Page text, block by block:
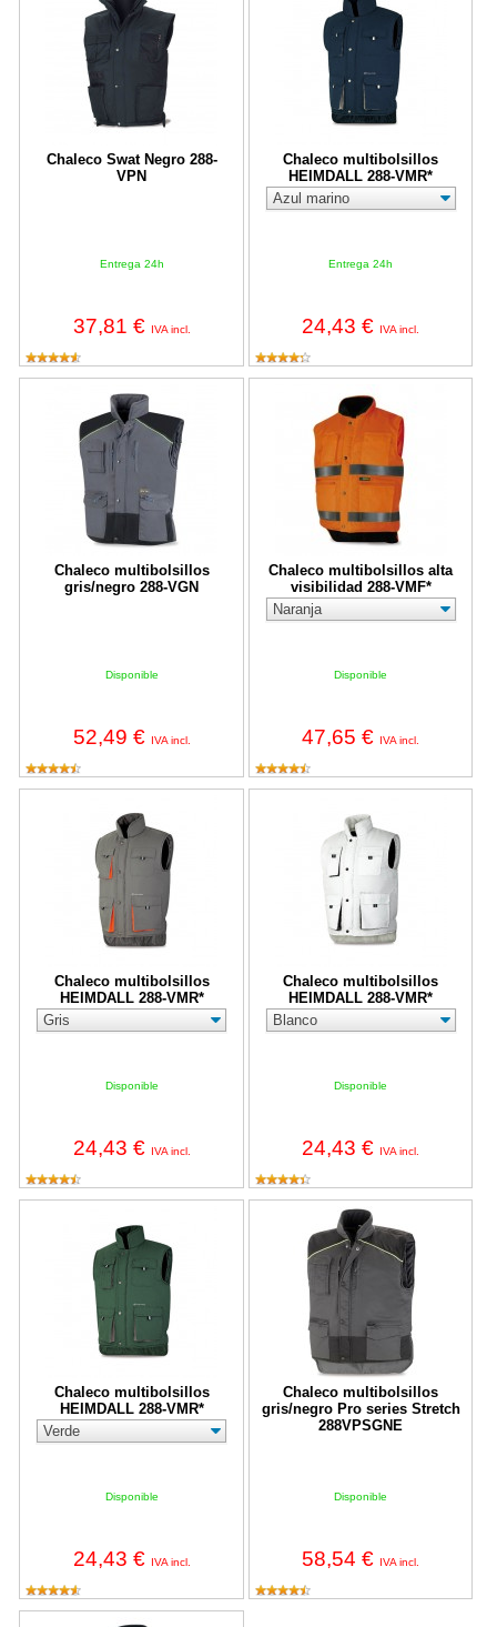
Chaleco Swat Negro 288-
VPN
Entrega 24h
37,81 € IVA incl.
Chaleco multibolsillos
HEIMDALL 288-VMR*
Entrega 24h
24,43 € IVA incl.
Chaleco multibolsillos
gris/negro 288-VGN
Disponible
52,49 € IVA incl.
Chaleco multibolsillos gris/negro 288-VGN
Chaleco multibolsillos alta
visibilidad 288-VMF*
Disponible
47,65 € IVA incl.
Chaleco multibolsillos alta
Chaleco multibolsillos
HEIMDALL 288-VMR*
Disponible
24,43 € IVA incl.
Chaleco multibolsillos
HEIMDALL 288-VMR*
Disponible
24,43 € IVA incl.
Chaleco multibolsillos
HEIMDALL 288-VMR*
Disponible
24,43 € IVA incl.
Chaleco multibolsillos HEIMDALL 288-VMR*
Chaleco multibolsillos
gris/negro Pro series Stretch
288VPSGNE
Disponible
58,54 € IVA incl.
Chaleco multibolsillos gris/
Chaleco Softshell doble lámina Negro 288VS3RNE